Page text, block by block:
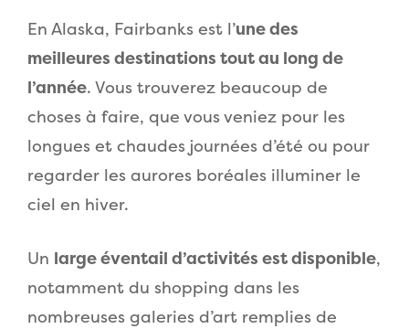
En Alaska, Fairbanks est l’une des
meilleures destinations tout au long de
l’année. Vous trouverez beaucoup de
choses à faire, que vous veniez pour les
longues et chaudes journées d’été ou pour
regarder les aurores boréales illuminer le
ciel en hiver.
Un large éventail d’activités est disponible,
notamment du shopping dans les
nombreuses galeries d’art remplies de